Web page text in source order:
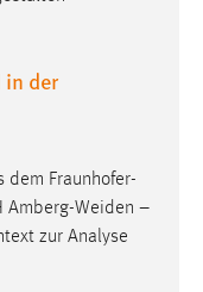
in der
Fraunhofer-
Amberg-Weiden
zur Analyse